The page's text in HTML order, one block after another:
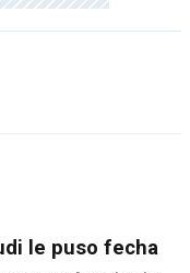
le puso fecha